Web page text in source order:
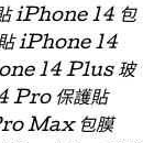
iPhone 14 包
iPhone 14
14 Plus 玻
Pro 保護貼
Max 包膜